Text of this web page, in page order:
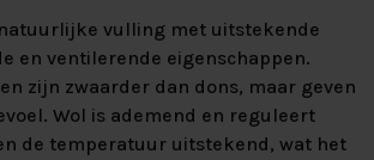
natuurlijke vulling met uitstekende
en ventilerende eigenschappen.
zijn zwaarder dan dons, maar geven
Wol is ademend en reguleert
de temperatuur uitstekend, wat het